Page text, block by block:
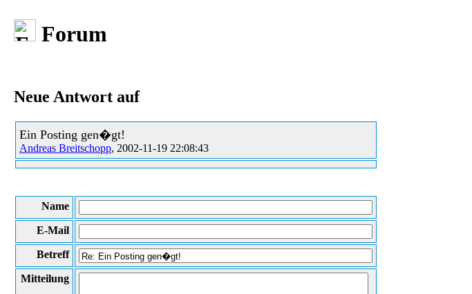
Forum
Neue Antwort auf
Ein Posting gen�gt!
Andreas Breitschopp, 2002-11-19 22:08:43
Name
E-Mail
Betreff
Mitteilung